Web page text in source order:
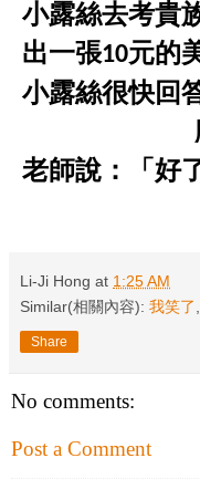
小露絲去考貴
出一張10元的
小露絲很快回
老師說：「好
Li-Ji Hong at 1:25 AM
Similar(相關內容): 我笑了
Share
No comments:
Post a Comment